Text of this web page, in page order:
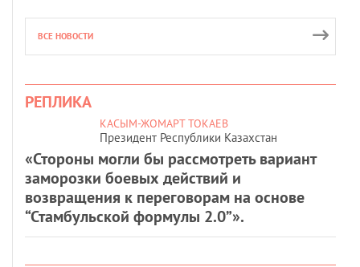
ВСЕ НОВОСТИ
РЕПЛИКА
КАСЫМ-ЖОМАРТ ТОКАЕВ
Президент Республики Казахстан
«Стороны могли бы рассмотреть вариант
заморозки боевых действий и
возвращения к переговорам на основе
“Стамбульской формулы 2.0”».